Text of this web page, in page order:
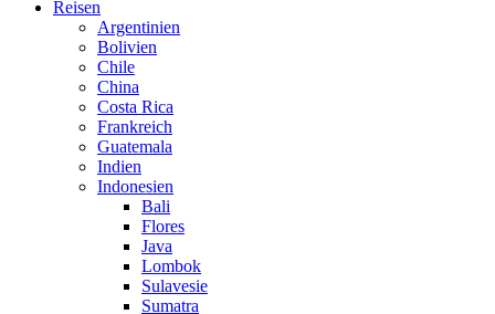
Reisen
Argentinien
Bolivien
Chile
China
Costa Rica
Frankreich
Guatemala
Indien
Indonesien
Bali
Flores
Java
Lombok
Sulavesie
Sumatra